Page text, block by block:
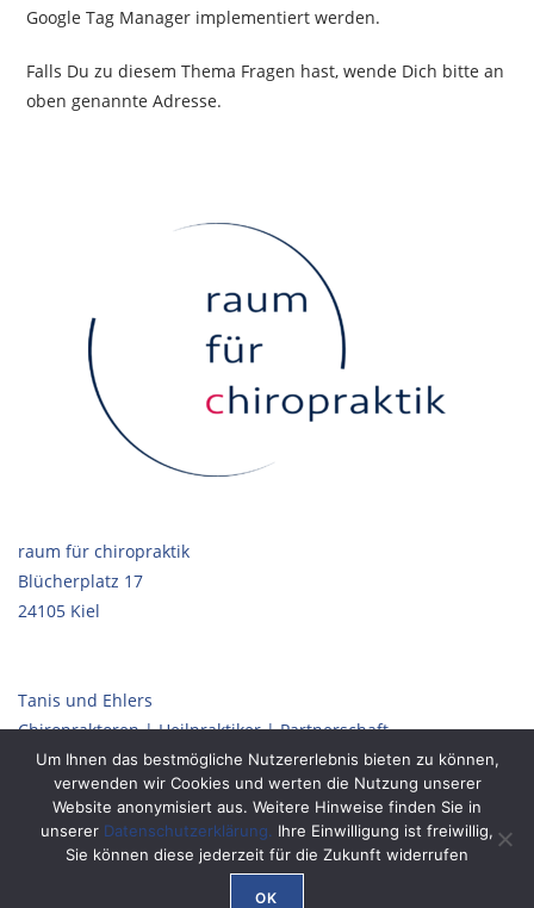
Google Tag Manager implementiert werden.
Falls Du zu diesem Thema Fragen hast, wende Dich bitte an
oben genannte Adresse.
raum für chiropraktik
Blücherplatz 17
24105 Kiel
Tanis und Ehlers
Chiropraktoren | Heilpraktiker | Partnerschaft
DAS IMPRESSUM
Um Ihnen das bestmögliche Nutzererlebnis bieten zu können,
verwenden wir Cookies und werten die Nutzung unserer
Website anonymisiert aus. Weitere Hinweise finden Sie in
unserer Datenschutzerklärung. Ihre Einwilligung ist freiwillig,
Sie können diese jederzeit für die Zukunft widerrufen
OK